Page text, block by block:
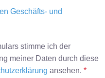
Geschäfts- und
stimme ich der
meiner Daten durch diese
ansehen. *